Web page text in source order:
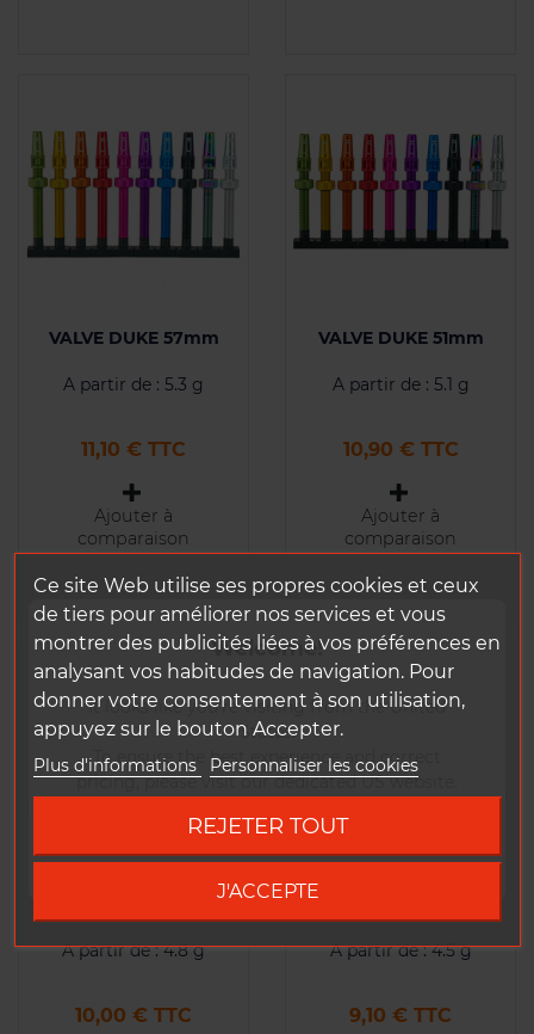
Welcome!
It looks like you're visiting from the United
States.
To ensure the best experience and correct
pricing, please visit our dedicated US website.
Go to DUKE US site
VALVE DUKE 57mm
A partir de : 5.3 g
Prix
11,10 € TTC
Ajouter à
comparaison
VALVE DUKE 51mm
A partir de : 5.1 g
Prix
10,90 € TTC
Ajouter à
comparaison
VALVE DUKE 44mm
A partir de : 4.8 g
Prix
10,00 € TTC
VALVE DUKE 34mm
A partir de : 4.5 g
Prix
9,10 € TTC
Ce site Web utilise ses propres cookies et ceux
de tiers pour améliorer nos services et vous
montrer des publicités liées à vos préférences en
analysant vos habitudes de navigation. Pour
donner votre consentement à son utilisation,
appuyez sur le bouton Accepter.
Plus d'informations Personnaliser les cookies
REJETER TOUT
J'ACCEPTE